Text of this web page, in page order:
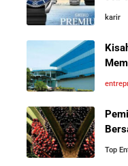
Cara Menggunakan
Mendesain
5 Pelajaran Hidup
Jangan Mau
Menjadi Pengusaha
karir
Top